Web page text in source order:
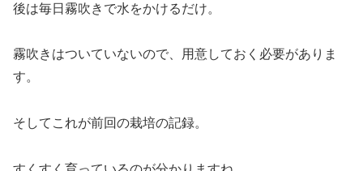
後は毎日霧吹きで水をかけるだけ。
霧吹きはついていないので、用意しておく必要がありま
す。
そしてこれが前回の栽培の記録。